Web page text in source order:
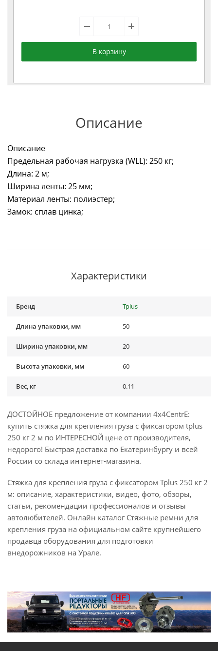
В корзину
Описание
Описание
Предельная рабочая нагрузка (WLL): 250 кг;
Длина: 2 м;
Ширина ленты: 25 мм;
Материал ленты: полиэстер;
Замок: сплав цинка;
Характеристики
Бренд Tplus
Длина упаковки, мм 50
Ширина упаковки, мм 20
Высота упаковки, мм 60
Вес, кг 0.11
ДОСТОЙНОЕ предложение от компании 4x4CentrE:
купить стяжка для крепления груза с фиксатором tplus
250 кг 2 м по ИНТЕРЕСНОЙ цене от производителя,
недорого! Быстрая доставка по Екатеринбургу и всей
России со склада интернет-магазина.
Стяжка для крепления груза с фиксатором Tplus 250 кг 2
м: описание, характеристики, видео, фото, обзоры,
статьи, рекомендации профессионалов и отзывы
автолюбителей. Онлайн каталог Стяжные ремни для
крепления груза на официальном сайте крупнейшего
продавца оборудования для подготовки
внедорожников на Урале.